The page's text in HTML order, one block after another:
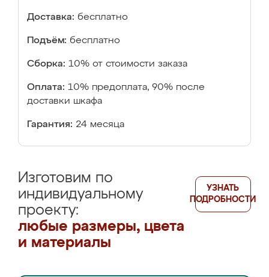
Доставка: бесплатно
Подъём: бесплатно
Сборка: 10% от стоимости заказа
Оплата: 10% предоплата, 90% после
доставки шкафа
Гарантия: 24 месяца
Изготовим по
индивидуальному
проекту:
любые размеры, цвета
и материалы
УЗНАТЬ
ПОДРОБНОСТИ